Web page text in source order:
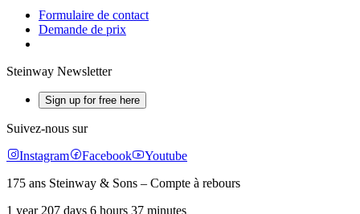
Formulaire de contact
Demande de prix
Steinway Newsletter
Sign up for free here
Suivez-nous sur
Instagram
Facebook
Youtube
175 ans Steinway & Sons – Compte à rebours
1 year 207 days 6 hours 37 minutes